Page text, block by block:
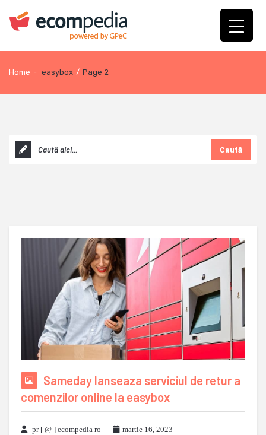
Home - easybox / Page 2
Caută
Sameday lanseaza serviciul de retur a
comenzilor online la easybox
pr [ @ ] ecompedia ro
martie 16, 2023